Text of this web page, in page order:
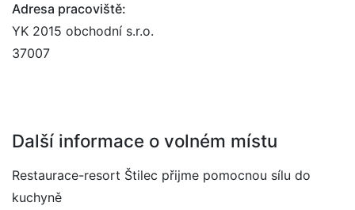
Adresa pracoviště:
YK 2015 obchodní s.r.o.
37007
Další informace o volném místu
Restaurace-resort Štilec přijme pomocnou sílu do
kuchyně